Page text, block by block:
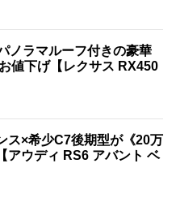
ノラマルーフ付きの豪華
値下げ【レクサス RX450
ス×希少C7後期型が《20万
アウディ RS6 アバント ベ